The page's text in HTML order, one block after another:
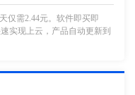
仅需2.44元。软件即买即
实现上云，产品自动更新到